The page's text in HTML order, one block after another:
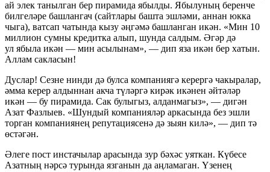
ай элек танылган бер пирамида ябылды. Ябылуның беренче
билгеләре башлангач (сайтлары башта эшләми, аннан юкка
чыга), ватсап чатында кызу әңгәмә башланган икән. «Мин 10
миллион сумны кредитка алып, шунда салдым. Әгәр дә
ул ябыла икән — мин асылынам», — дип яза икән бер хатын.
Аллам сакласын!
Дуслар! Сезне нинди дә булса компаниягә керергә чакыралар,
әмма керер алдыннан акча түләргә кирәк икәнен әйтәләр
икән — бу пирамида. Сак булыгыз, алданмагыз», — дигән
Азат Фазлыев. «Шундый компанияләр аркасында без эшли
торган компаниянең репутациясенә дә зыян килә», — дип тә
өстәгән.
Әлеге пост инстачылар арасында зур бәхәс уяткан. Күбесе
Азатның нәрсә турында язганын да аңламаган. Үзенең